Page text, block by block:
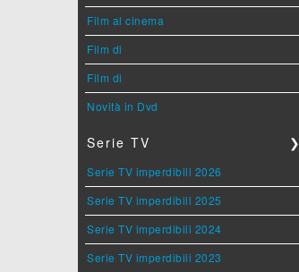
Film al cinema
Film di
Film di
Novità in Dvd
Serie TV ❯
Serie TV imperdibili 2026
Serie TV imperdibili 2025
Serie TV imperdibili 2024
Serie TV imperdibili 2023